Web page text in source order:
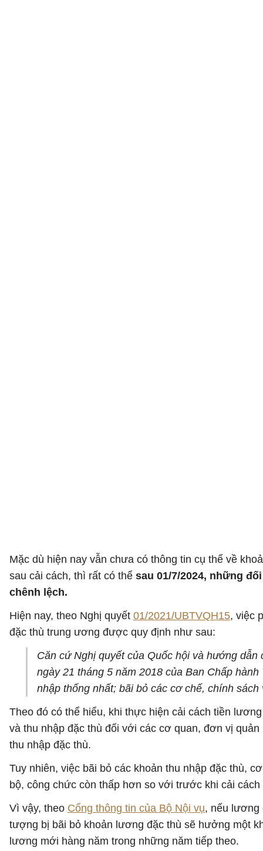
Mặc dù hiện nay vẫn chưa có thông tin cụ thể về
sau cải cách, thì rất có thể sau 01/7/2024, những
chênh lệch.
Hiện nay, theo Nghị quyết 01/2021/UBTVQH15, việc
đặc thù trung ương được quy định như sau:
Căn cứ Nghị quyết của Quốc hội và hướng
ngày 21 tháng 5 năm 2018 của Ban Chấp
nhập thống nhất; bãi bỏ các cơ chế, chính
Theo đó có thể hiểu, khi thực hiện cải cách tiền
và thu nhập đặc thù đối với các cơ quan, đơn vị
thu nhập đặc thù.
Tuy nhiên, việc bãi bỏ các khoản thu nhập đặc thù,
bộ, công chức còn thấp hơn so với trước khi cải
Vì vậy, theo Cổng thông tin của Bộ Nội vụ, nếu lương
tượng bị bãi bỏ khoản lương đặc thù sẽ hưởng một
lương mới hàng năm trong những năm tiếp theo.